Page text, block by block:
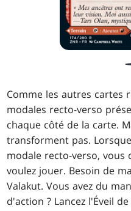
Comme les autres cartes
modales recto-verso
chaque côté de la carte.
transforment pas.
modale recto-verso, vous
voulez jouer. Besoin de
Valakut. Vous avez du
d'action ? Lancez l'Éveil